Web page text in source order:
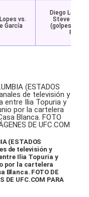
vs.
García
Diego Lopes
Steve
(golpes) a
Ronda
(ESTADOS
de televisión y
Ilia Topuria y
por la cartelera
Blanca. FOTO DE
DE UFC.COM PARA